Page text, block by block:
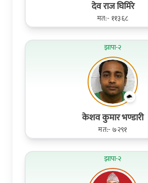
देव राज घिमिरे
मत:- ११३६८
झापा-२
केशव कुमार भण्डारी
मत:- ७२९१
झापा-२